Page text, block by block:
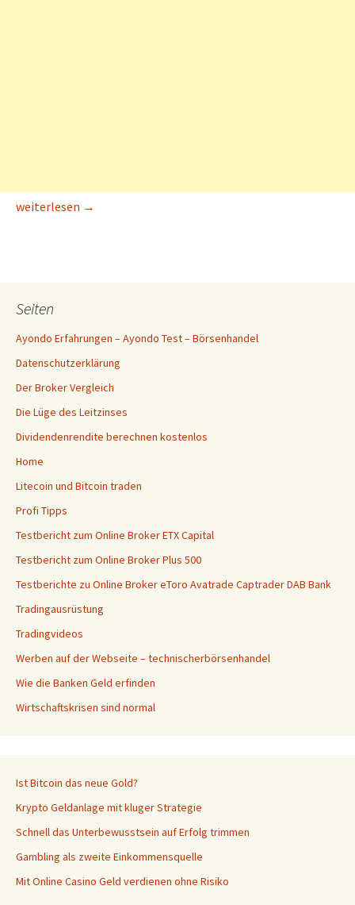
Kommt bald eine Hyper-Inflation?
weiterlesen →
Seiten
Ayondo Erfahrungen – Ayondo Test – Börsenhandel
Datenschutzerklärung
Der Broker Vergleich
Die Lüge des Leitzinses
Dividendenrendite berechnen kostenlos
Home
Litecoin und Bitcoin traden
Profi Tipps
Testbericht zum Online Broker ETX Capital
Testbericht zum Online Broker Plus 500
Testberichte zu Online Broker eToro Avatrade Captrader DAB Bank
Tradingausrüstung
Tradingvideos
Werben auf der Webseite – technischerbörsenhandel
Wie die Banken Geld erfinden
Wirtschaftskrisen sind normal
Ist Bitcoin das neue Gold?
Krypto Geldanlage mit kluger Strategie
Schnell das Unterbewusstsein auf Erfolg trimmen
Gambling als zweite Einkommensquelle
Mit Online Casino Geld verdienen ohne Risiko